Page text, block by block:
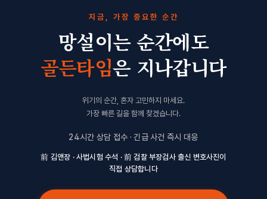
지금, 가장 중요한 순간
망설이는 순간에도
골든타임은 지나갑니다
위기의 순간, 혼자 고민하지 마세요.
가장 빠른 길을 함께 찾겠습니다.
24시간 상담 접수 · 긴급 사건 즉시 대응
前 김앤장 · 사법시험 수석 · 前 검찰 부장검사 출신 변호사진이
직접 상담합니다